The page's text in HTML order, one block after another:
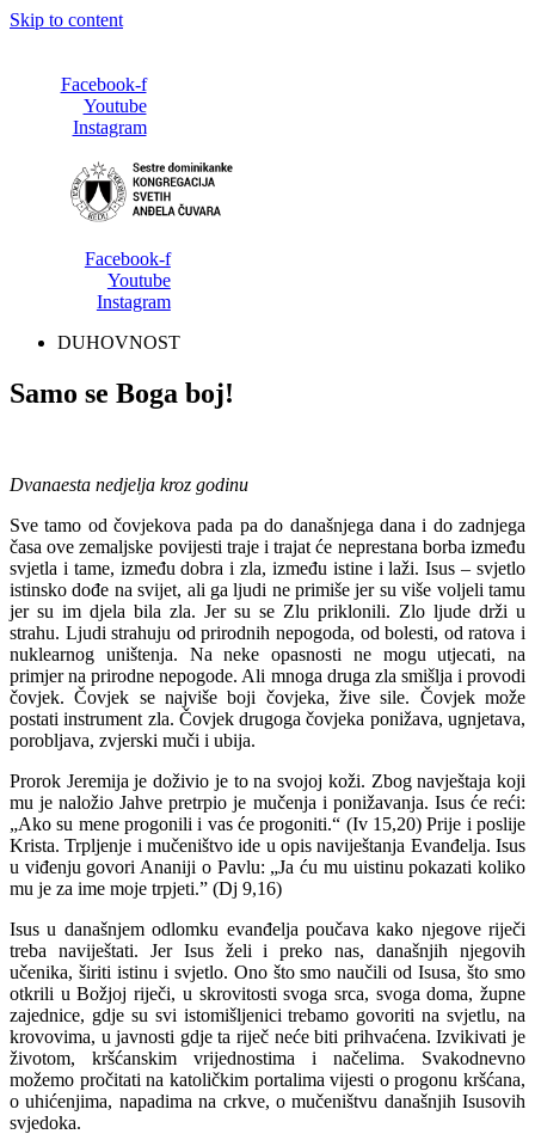
Skip to content
Facebook-f
Youtube
Instagram
Facebook-f
Youtube
Instagram
DUHOVNOST
Samo se Boga boj!
Dvanaesta nedjelja kroz godinu
Sve tamo od čovjekova pada pa do današnjega dana i do zadnjega
časa ove zemaljske povijesti traje i trajat će neprestana borba između
svjetla i tame, između dobra i zla, između istine i laži. Isus – svjetlo
istinsko dođe na svijet, ali ga ljudi ne primiše jer su više voljeli tamu
jer su im djela bila zla. Jer su se Zlu priklonili. Zlo ljude drži u
strahu. Ljudi strahuju od prirodnih nepogoda, od bolesti, od ratova i
nuklearnog uništenja. Na neke opasnosti ne mogu utjecati, na
primjer na prirodne nepogode. Ali mnoga druga zla smišlja i provodi
čovjek. Čovjek se najviše boji čovjeka, žive sile. Čovjek može
postati instrument zla. Čovjek drugoga čovjeka ponižava, ugnjetava,
porobljava, zvjerski muči i ubija.
Prorok Jeremija je doživio je to na svojoj koži. Zbog navještaja koji
mu je naložio Jahve pretrpio je mučenja i ponižavanja. Isus će reći:
„Ako su mene progonili i vas će progoniti.“ (Iv 15,20) Prije i poslije
Krista. Trpljenje i mučeništvo ide u opis naviještanja Evanđelja. Isus
u viđenju govori Ananiji o Pavlu: „Ja ću mu uistinu pokazati koliko
mu je za ime moje trpjeti.” (Dj 9,16)
Isus u današnjem odlomku evanđelja poučava kako njegove riječi
treba naviještati. Jer Isus želi i preko nas, današnjih njegovih
učenika, širiti istinu i svjetlo. Ono što smo naučili od Isusa, što smo
otkrili u Božjoj riječi, u skrovitosti svoga srca, svoga doma, župne
zajednice, gdje su svi istomišljenici trebamo govoriti na svjetlu, na
krovovima, u javnosti gdje ta riječ neće biti prihvaćena. Izvikivati je
životom, kršćanskim vrijednostima i načelima. Svakodnevno
možemo pročitati na katoličkim portalima vijesti o progonu kršćana,
o uhićenjima, napadima na crkve, o mučeništvu današnjih Isusovih
svjedoka.